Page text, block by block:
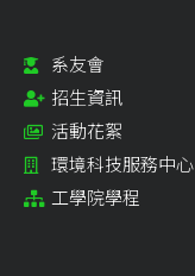
系友會
招生資訊
活動花絮
環境科技服務中心
工學院學程